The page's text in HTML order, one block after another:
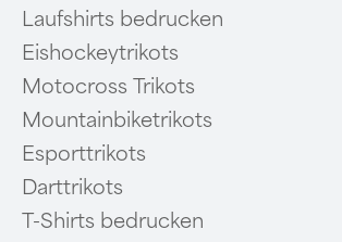
Laufshirts bedrucken
Eishockeytrikots
Motocross Trikots
Mountainbiketrikots
Esporttrikots
Darttrikots
T-Shirts bedrucken